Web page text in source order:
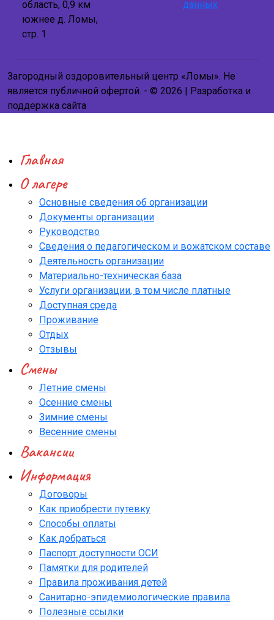
область, 0,9 км
южнее д. Ломы,
стр. 1
данных
Загородный оздоровительный центр «Ломы». Не
является публичной офертой. - © 2026 | Разработка и
поддержка сайта
Главная
О лагере
Основные сведения об организации
Документы организации
Руководство
Сведения о педагогическом и вожатском составе
Деятельность организации
Материально-техническая база
Услуги организации, в том числе платные
Доступная среда
Проживание
Отдых
Отзывы
Смены
Летние смены
Осенние смены
Зимние смены
Весенние смены
Вакансии
Информация
Договоры
Как приобрести путевку
Способы оплаты
Как добраться
Паспорт доступности ОСИ
Памятки для родителей
Правила проживания детей
Санитарно-эпидемиологические правила
Полезные ссылки